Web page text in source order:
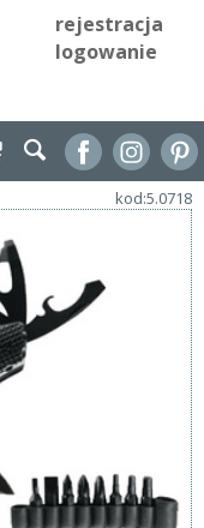
rejestracja
logowanie
kod:5.0718